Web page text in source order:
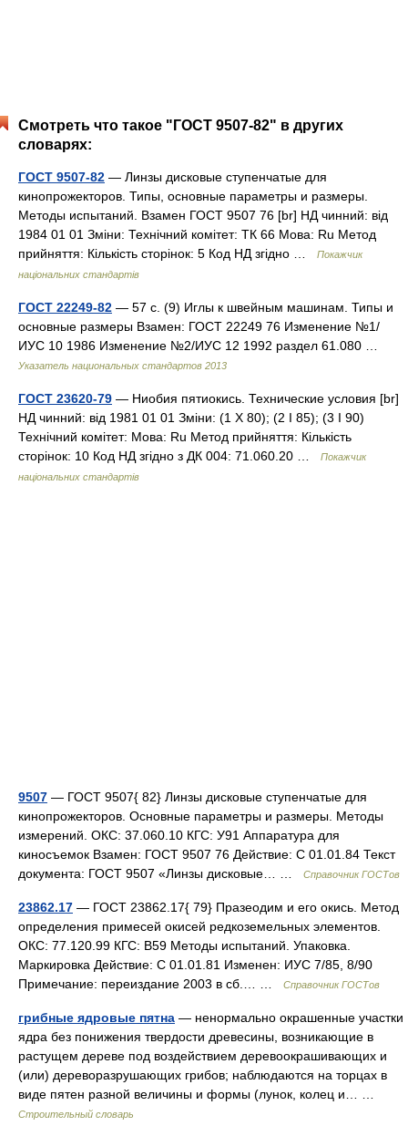
Смотреть что такое "ГОСТ 9507-82" в других
словарях:
ГОСТ 9507-82 — Линзы дисковые ступенчатые для
кинопрожекторов. Типы, основные параметры и размеры.
Методы испытаний. Взамен ГОСТ 9507 76 [br] НД чинний: від
1984 01 01 Зміни: Технічний комітет: ТК 66 Мова: Ru Метод
прийняття: Кількість сторінок: 5 Код НД згідно …
Покажчик
національних стандартів
ГОСТ 22249-82 — 57 с. (9) Иглы к швейным машинам. Типы и
основные размеры Взамен: ГОСТ 22249 76 Изменение №1/
ИУС 10 1986 Изменение №2/ИУС 12 1992 раздел 61.080 …
Указатель национальных стандартов 2013
ГОСТ 23620-79 — Ниобия пятиокись. Технические условия [br]
НД чинний: від 1981 01 01 Зміни: (1 X 80); (2 I 85); (3 I 90)
Технічний комітет: Мова: Ru Метод прийняття: Кількість
сторінок: 10 Код НД згідно з ДК 004: 71.060.20 …
Покажчик
національних стандартів
9507 — ГОСТ 9507{ 82} Линзы дисковые ступенчатые для
кинопрожекторов. Основные параметры и размеры. Методы
измерений. ОКС: 37.060.10 КГС: У91 Аппаратура для
киносъемок Взамен: ГОСТ 9507 76 Действие: С 01.01.84 Текст
документа: ГОСТ 9507 «Линзы дисковые… …
Справочник ГОСТов
23862.17 — ГОСТ 23862.17{ 79} Празеодим и его окись. Метод
определения примесей окисей редкоземельных элементов.
ОКС: 77.120.99 КГС: В59 Методы испытаний. Упаковка.
Маркировка Действие: С 01.01.81 Изменен: ИУС 7/85, 8/90
Примечание: переиздание 2003 в сб.… …
Справочник ГОСТов
грибные ядровые пятна — ненормально окрашенные участки
ядра без понижения твердости древесины, возникающие в
растущем дереве под воздействием деревоокрашивающих и
(или) дереворазрушающих грибов; наблюдаются на торцах в
виде пятен разной величины и формы (лунок, колец и… …
Строительный словарь